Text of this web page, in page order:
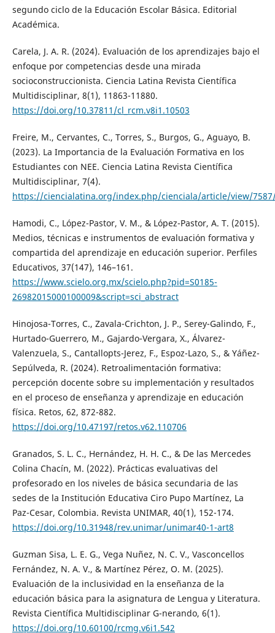
segundo ciclo de la Educación Escolar Básica. Editorial
Académica.
Carela, J. A. R. (2024). Evaluación de los aprendizajes bajo el
enfoque por competencias desde una mirada
socioconstruccionista. Ciencia Latina Revista Científica
Multidisciplinar, 8(1), 11863-11880.
https://doi.org/10.37811/cl_rcm.v8i1.10503
Freire, M., Cervantes, C., Torres, S., Burgos, G., Aguayo, B.
(2023). La Importancia de la Evaluación Formativa en los
Estudiantes con NEE. Ciencia Latina Revista Científica
Multidisciplinar, 7(4).
https://ciencialatina.org/index.php/cienciala/article/view/
Hamodi, C., López-Pastor, V. M., & López-Pastor, A. T. (2015).
Medios, técnicas e instrumentos de evaluación formativa y
compartida del aprendizaje en educación superior. Perfiles
Educativos, 37(147), 146–161.
https://www.scielo.org.mx/scielo.php?pid=S0185-
26982015000100009&script=sci_abstract
Hinojosa-Torres, C., Zavala-Crichton, J. P., Serey-Galindo, F.,
Hurtado-Guerrero, M., Gajardo-Vergara, X., Álvarez-
Valenzuela, S., Cantallopts-Jerez, F., Espoz-Lazo, S., & Yáñez-
Sepúlveda, R. (2024). Retroalimentación formativa:
percepción docente sobre su implementación y resultados
en el proceso de enseñanza y aprendizaje en educación
física. Retos, 62, 872-882.
https://doi.org/10.47197/retos.v62.110706
Granados, S. L. C., Hernández, H. H. C., & De las Mercedes
Colina Chacín, M. (2022). Prácticas evaluativas del
profesorado en los niveles de básica secundaria de las
sedes de la Institución Educativa Ciro Pupo Martínez, La
Paz-Cesar, Colombia. Revista UNIMAR, 40(1), 152-174.
https://doi.org/10.31948/rev.unimar/unimar40-1-art8
Guzman Sisa, L. E. G., Vega Nuñez, N. C. V., Vasconcellos
Fernández, N. A. V., & Martínez Pérez, O. M. (2025).
Evaluación de la inclusividad en la enseñanza de la
educación básica para la asignatura de Lengua y Literatura.
Revista Científica Multidisciplinar G-nerando, 6(1).
https://doi.org/10.60100/rcmg.v6i1.542